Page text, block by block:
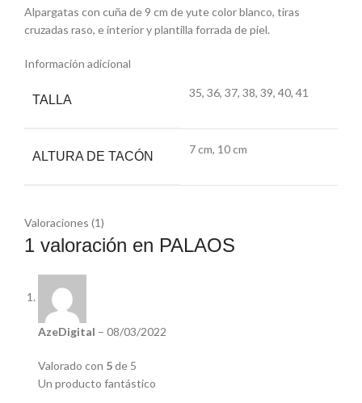
Alpargatas con cuña de 9 cm de yute color blanco, tiras
cruzadas raso, e interior y plantilla forrada de piel.
Información adicional
TALLA
35, 36, 37, 38, 39, 40, 41
ALTURA DE TACÓN
7 cm, 10 cm
Valoraciones (1)
1 valoración en PALAOS
AzeDigital – 08/03/2022
Valorado con 5de 5
Un producto fantástico